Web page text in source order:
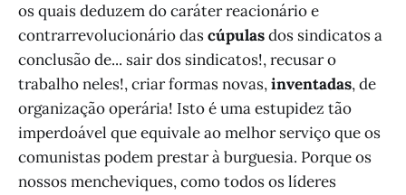
os quais deduzem do caráter reacionário e
contrarrevolucionário dascúpulasdos sindicatos a
conclusão de... sair dos sindicatos!, recusar o
trabalho neles!, criar formas novas,inventadas, de
organização operária! Isto é uma estupidez tão
imperdoável que equivale ao melhor serviço que os
comunistas podem prestar à burguesia. Porque os
nossos mencheviques, como todos os líderes